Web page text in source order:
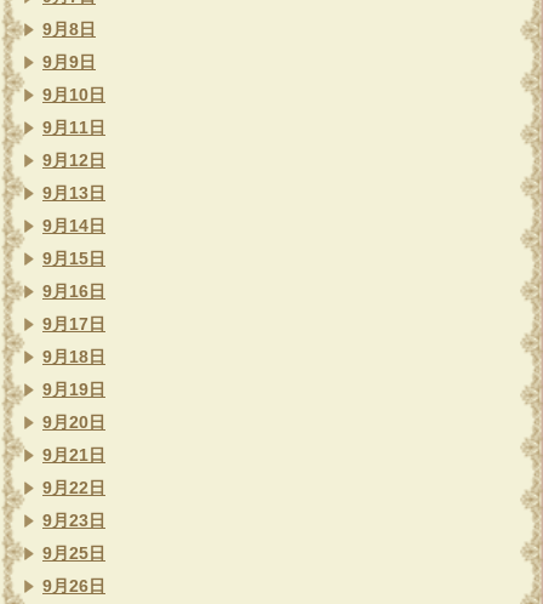
9月8日
9月9日
9月10日
9月11日
9月12日
9月13日
9月14日
9月15日
9月16日
9月17日
9月18日
9月19日
9月20日
9月21日
9月22日
9月23日
9月25日
9月26日